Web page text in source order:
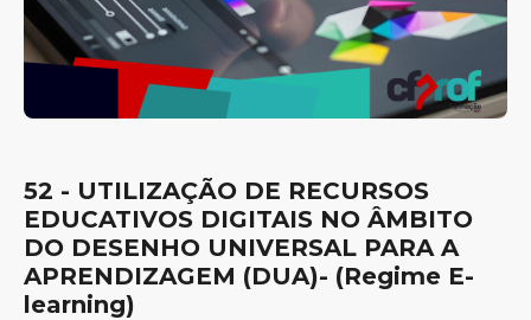
52 - UTILIZAÇÃO DE RECURSOS
EDUCATIVOS DIGITAIS NO ÂMBITO
DO DESENHO UNIVERSAL PARA A
APRENDIZAGEM (DUA)- (Regime E-
learning)